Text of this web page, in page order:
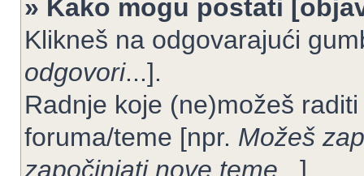
» Kako mogu postati
Klikneš na odgovarajući
odgovori...].
Radnje koje (ne)možeš
foruma/teme [npr. Možeš
započinjati nove teme ...].